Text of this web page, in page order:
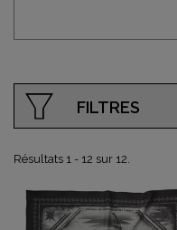
FILTRES
Résultats 1 - 12 sur 12.